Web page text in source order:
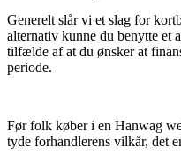
Generelt slår vi et slag for
alternativ kunne du benytte et
tilfælde af at du ønsker at
periode.
Før folk køber i en Hanwag
tyde forhandlerens vilkår, det